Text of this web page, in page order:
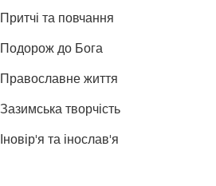
Притчі та повчання
Подорож до Бога
Православне життя
Зазимська творчість
Іновір'я та інослав'я